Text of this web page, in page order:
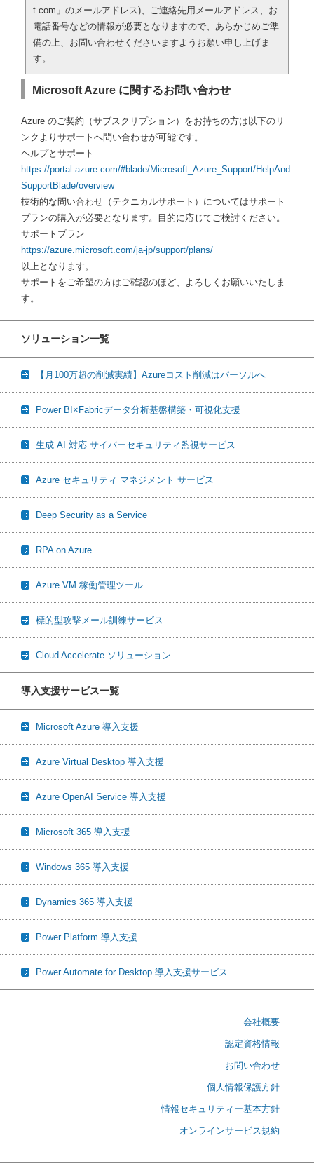
t.com」のメールアドレス)、ご連絡先用メールアドレス、お
電話番号などの情報が必要となりますので、あらかじめご準
備の上、お問い合わせくださいますようお願い申し上げま
す。
Microsoft Azure に関するお問い合わせ
Azure のご契約（サブスクリプション）をお持ちの方は以下のリ
ンクよりサポートへ問い合わせが可能です。
ヘルプとサポート
https://portal.azure.com/#blade/Microsoft_Azure_Support/HelpAnd
SupportBlade/overview
技術的な問い合わせ（テクニカルサポート）についてはサポート
プランの購入が必要となります。目的に応じてご検討ください。
サポートプラン
https://azure.microsoft.com/ja-jp/support/plans/
以上となります。
サポートをご希望の方はご確認のほど、よろしくお願いいたしま
す。
ソリューション一覧
【月100万超の削減実績】Azureコスト削減はパーソルへ
Power BI×Fabricデータ分析基盤構築・可視化支援
生成 AI 対応 サイバーセキュリティ監視サービス
Azure セキュリティ マネジメント サービス
Deep Security as a Service
RPA on Azure
Azure VM 稼働管理ツール
標的型攻撃メール訓練サービス
Cloud Accelerate ソリューション
導入支援サービス一覧
Microsoft Azure 導入支援
Azure Virtual Desktop 導入支援
Azure OpenAI Service 導入支援
Microsoft 365 導入支援
Windows 365 導入支援
Dynamics 365 導入支援
Power Platform 導入支援
Power Automate for Desktop 導入支援サービス
会社概要
認定資格情報
お問い合わせ
個人情報保護方針
情報セキュリティー基本方針
オンラインサービス規約